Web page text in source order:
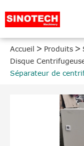
Accueil Produits
Disque
Séparateur de